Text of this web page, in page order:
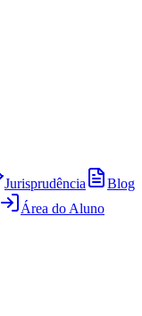
Jurisprudência
Blog
Área do Aluno